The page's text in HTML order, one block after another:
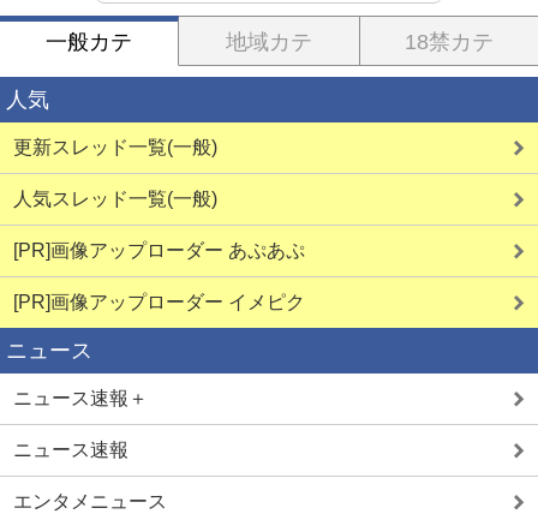
一般カテ 地域カテ 18禁カテ
人気
更新スレッド一覧(一般)
人気スレッド一覧(一般)
[PR]画像アップローダー あぷあぷ
[PR]画像アップローダー イメピク
ニュース
ニュース速報＋
ニュース速報
エンタメニュース